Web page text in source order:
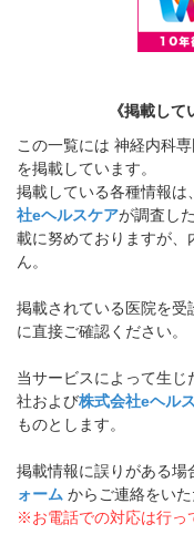
《掲載し
この一覧には 神経内科
を掲載しています。
掲載している各種情報
社eヘルスケアが調査し
載に努めておりますが
ん。
掲載されている医院を受
に直接ご確認ください。
当サービスによって生
社および株式会社eヘル
ものとします。
掲載情報に誤りがある場
ォーム からご連絡をい
※お電話での対応は行っ